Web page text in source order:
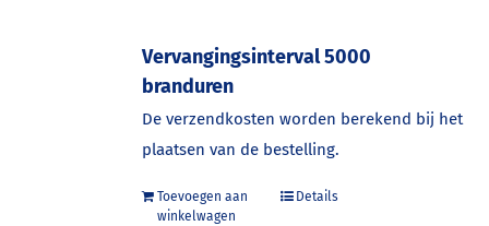
Vervangingsinterval 5000
branduren
De verzendkosten worden berekend bij het
plaatsen van de bestelling.
Toevoegen aan
winkelwagen
Details